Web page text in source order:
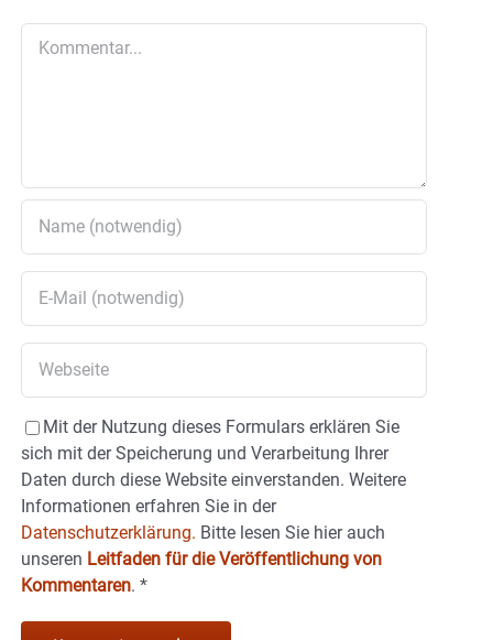
Mit der Nutzung dieses Formulars erklären Sie
sich mit der Speicherung und Verarbeitung Ihrer
Daten durch diese Website einverstanden. Weitere
Informationen erfahren Sie in der
Datenschutzerklärung. Bitte lesen Sie hier auch
unseren Leitfaden für die Veröffentlichung von
Kommentaren. *